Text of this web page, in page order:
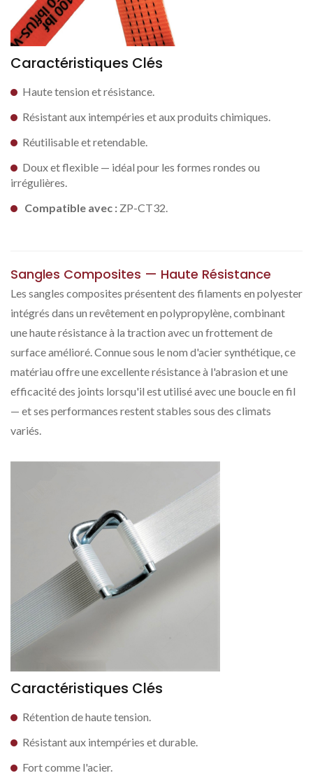
Caractéristiques Clés
Haute tension et résistance.
Résistant aux intempéries et aux produits chimiques.
Réutilisable et retendable.
Doux et flexible — idéal pour les formes rondes ou
irrégulières.
Compatible avec : ZP-CT32.
Sangles Composites — Haute Résistance
Les sangles composites présentent des filaments en polyester
intégrés dans un revêtement en polypropylène, combinant
une haute résistance à la traction avec un frottement de
surface amélioré. Connue sous le nom d'acier synthétique, ce
matériau offre une excellente résistance à l'abrasion et une
efficacité des joints lorsqu'il est utilisé avec une boucle en fil
— et ses performances restent stables sous des climats
variés.
Caractéristiques Clés
Rétention de haute tension.
Résistant aux intempéries et durable.
Fort comme l'acier.